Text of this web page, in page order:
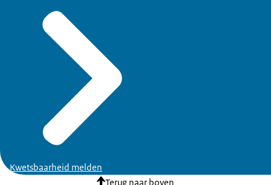
Kwetsbaarheid melden
Terug naar boven